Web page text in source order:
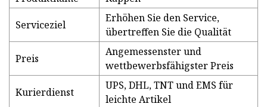
Serviceziel
Erhöhen Sie den Service,
übertreffen Sie die Qualität
Preis
Angemessenster und
wettbewerbsfähigster Preis
Kurierdienst
UPS, DHL, TNT und EMS für
leichte Artikel